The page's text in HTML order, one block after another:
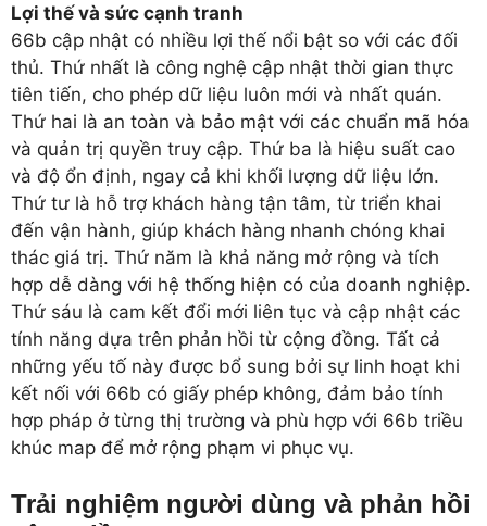
Lợi thế và sức cạnh tranh
66b cập nhật có nhiều lợi thế nổi bật so với các đối
thủ. Thứ nhất là công nghệ cập nhật thời gian thực
tiên tiến, cho phép dữ liệu luôn mới và nhất quán.
Thứ hai là an toàn và bảo mật với các chuẩn mã hóa
và quản trị quyền truy cập. Thứ ba là hiệu suất cao
và độ ổn định, ngay cả khi khối lượng dữ liệu lớn.
Thứ tư là hỗ trợ khách hàng tận tâm, từ triển khai
đến vận hành, giúp khách hàng nhanh chóng khai
thác giá trị. Thứ năm là khả năng mở rộng và tích
hợp dễ dàng với hệ thống hiện có của doanh nghiệp.
Thứ sáu là cam kết đổi mới liên tục và cập nhật các
tính năng dựa trên phản hồi từ cộng đồng. Tất cả
những yếu tố này được bổ sung bởi sự linh hoạt khi
kết nối với 66b có giấy phép không, đảm bảo tính
hợp pháp ở từng thị trường và phù hợp với 66b triều
khúc map để mở rộng phạm vi phục vụ.
Trải nghiệm người dùng và phản hồi